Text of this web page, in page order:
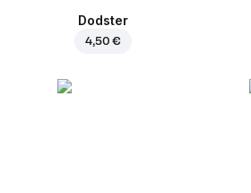
Dodster
4,50 €